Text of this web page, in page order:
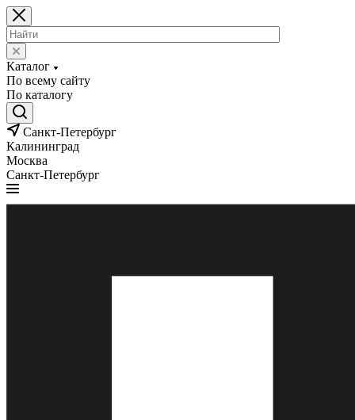
Каталог
По всему сайту
По каталогу
Санкт-Петербург
Калининград
Москва
Санкт-Петербург